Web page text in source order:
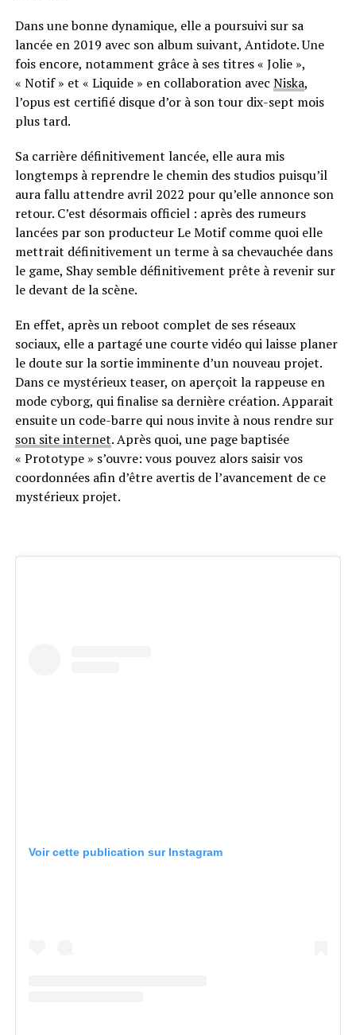
Dans une bonne dynamique, elle a poursuivi sur sa
lancée en 2019 avec son album suivant, Antidote. Une
fois encore, notamment grâce à ses titres « Jolie »,
« Notif » et « Liquide » en collaboration avec Niska,
l’opus est certifié disque d’or à son tour dix-sept mois
plus tard.
Sa carrière définitivement lancée, elle aura mis
longtemps à reprendre le chemin des studios puisqu’il
aura fallu attendre avril 2022 pour qu’elle annonce son
retour. C’est désormais officiel : après des rumeurs
lancées par son producteur Le Motif comme quoi elle
mettrait définitivement un terme à sa chevauchée dans
le game, Shay semble définitivement prête à revenir sur
le devant de la scène.
En effet, après un reboot complet de ses réseaux
sociaux, elle a partagé une courte vidéo qui laisse planer
le doute sur la sortie imminente d’un nouveau projet.
Dans ce mystérieux teaser, on aperçoit la rappeuse en
mode cyborg, qui finalise sa dernière création. Apparait
ensuite un code-barre qui nous invite à nous rendre sur
son site internet. Après quoi, une page baptisée
« Prototype » s’ouvre: vous pouvez alors saisir vos
coordonnées afin d’être avertis de l’avancement de ce
mystérieux projet.
Voir cette publication sur Instagram